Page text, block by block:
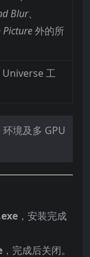
Blur、
Picture外的所
Universe 工
境及多 GPU
，安装完成
，完成后关闭。